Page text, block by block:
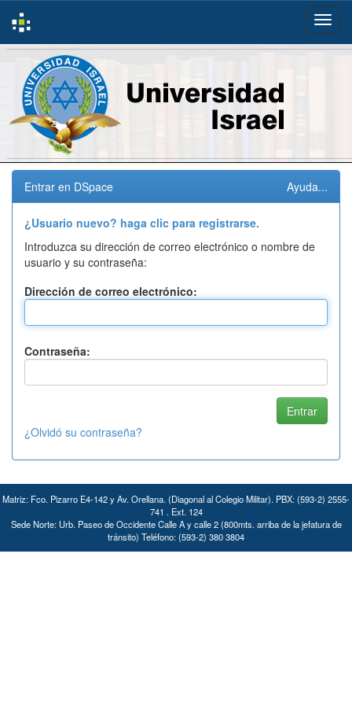
Skip
navigation
Entrar en DSpace Ayuda...
¿Usuario nuevo? haga clic para registrarse.
Introduzca su dirección de correo electrónico o nombre de
usuario y su contraseña:
Dirección de correo electrónico:
Contraseña:
¿Olvidó su contraseña?
Matriz: Fco. Pizarro E4-142 y Av. Orellana. (Diagonal al Colegio Militar). PBX: (593-2) 2555-
741 . Ext. 124
Sede Norte: Urb. Paseo de Occidente Calle A y calle 2 (800mts. arriba de la jefatura de
tránsito) Teléfono: (593-2) 380 3804